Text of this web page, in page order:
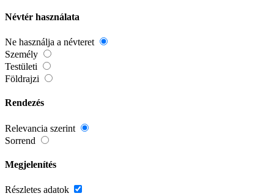
Névtér használata
Ne használja a névteret
Személy
Testületi
Földrajzi
Rendezés
Relevancia szerint
Sorrend
Megjelenítés
Részletes adatok